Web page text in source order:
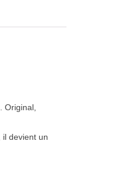
Original,
devient un